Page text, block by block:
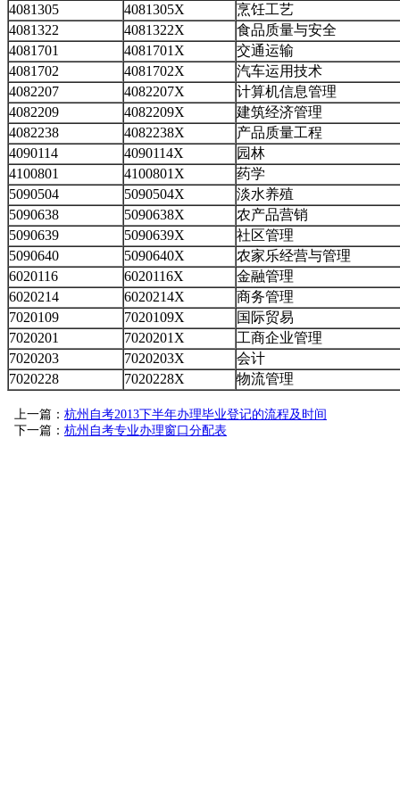
4081305
4081305X
烹饪工艺
4081322
4081322X
食品质量与安全
4081701
4081701X
交通运输
4081702
4081702X
汽车运用技术
4082207
4082207X
计算机信息管理
4082209
4082209X
建筑经济管理
4082238
4082238X
产品质量工程
4090114
4090114X
园林
4100801
4100801X
药学
5090504
5090504X
淡水养殖
5090638
5090638X
农产品营销
5090639
5090639X
社区管理
5090640
5090640X
农家乐经营与管理
6020116
6020116X
金融管理
6020214
6020214X
商务管理
7020109
7020109X
国际贸易
7020201
7020201X
工商企业管理
7020203
7020203X
会计
7020228
7020228X 物流管理
上一篇： 杭州自考2013下半年办理毕业登记的流程及时间
下一篇： 杭州自考专业办理窗口分配表